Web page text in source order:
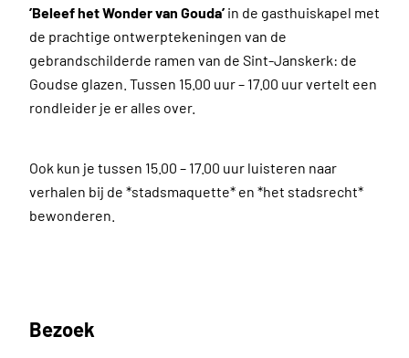
’Beleef het Wonder van Gouda’ in de gasthuiskapel met
de prachtige ontwerptekeningen van de
gebrandschilderde ramen van de Sint-Janskerk: de
Goudse glazen. Tussen 15.00 uur – 17.00 uur vertelt een
rondleider je er alles over.
Ook kun je tussen 15.00 – 17.00 uur luisteren naar
verhalen bij de *stadsmaquette* en *het stadsrecht*
bewonderen.
Bezoek